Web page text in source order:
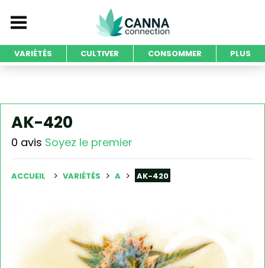
VARIÉTÉS CULTIVER CONSOMMER PLUS
AK-420
0 avis Soyez le premier
ACCUEIL VARIÉTÉS A AK-420